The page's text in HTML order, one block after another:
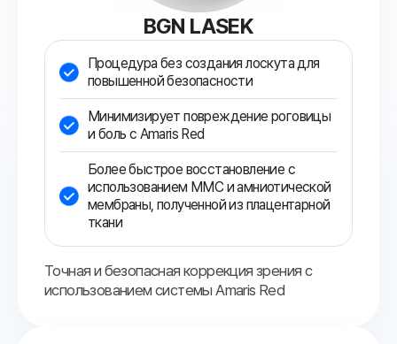
BGN LASEK
Процедура без создания лоскута для
повышенной безопасности
Минимизирует повреждение роговицы
и боль с Amaris Red
Более быстрое восстановление с
использованием MMC и амниотической
мембраны, полученной из плацентарной
ткани
Точная и безопасная коррекция зрения с
использованием системы Amaris Red